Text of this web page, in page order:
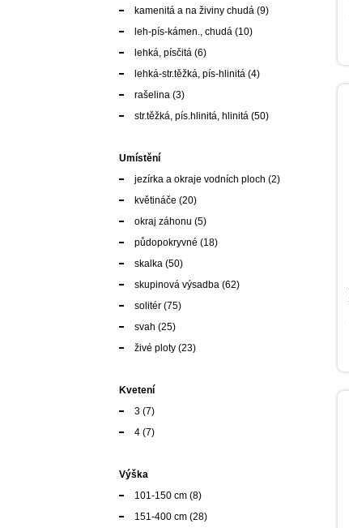
kamenitá a na živiny chudá (9)
leh-pís-kámen., chudá (10)
lehká, písčitá (6)
lehká-str.těžká, pís-hlinitá (4)
rašelina (3)
str.těžká, pís.hlinitá, hlinitá (50)
Umístění
jezírka a okraje vodních ploch (2)
květináče (20)
okraj záhonu (5)
půdopokryvné (18)
skalka (50)
skupinová výsadba (62)
solitér (75)
svah (25)
živé ploty (23)
Kvetení
3 (7)
4 (7)
Výška
101-150 cm (8)
151-400 cm (28)